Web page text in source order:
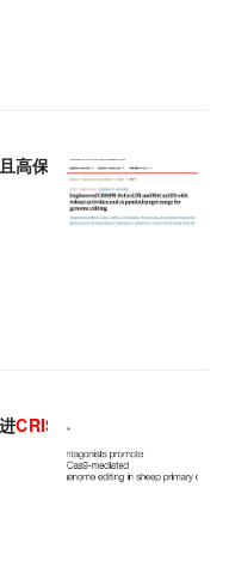
高保真的CRISPR-
CRISPR